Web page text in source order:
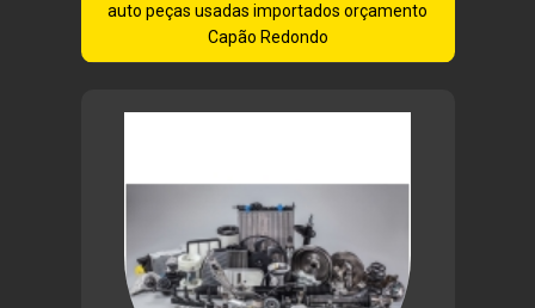
auto peças usadas importados orçamento
Capão Redondo